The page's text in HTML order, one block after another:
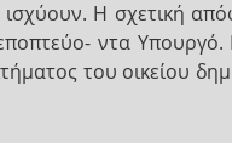
Η σχετική
ντα
του οικείου